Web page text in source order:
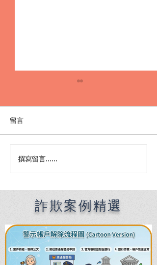
外遇出軌還敢跟我搶小
孩？別慌！3分鐘秒懂「離
偶！
留言
撰寫留言......
詐欺案例精選